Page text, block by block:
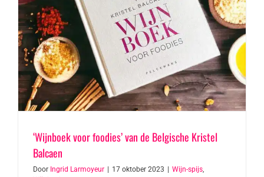
‘Wijnboek voor foodies’ van de Belgische Kristel
Balcaen
Door Ingrid Larmoyeur 17 oktober 2023 Wijn-spijs,